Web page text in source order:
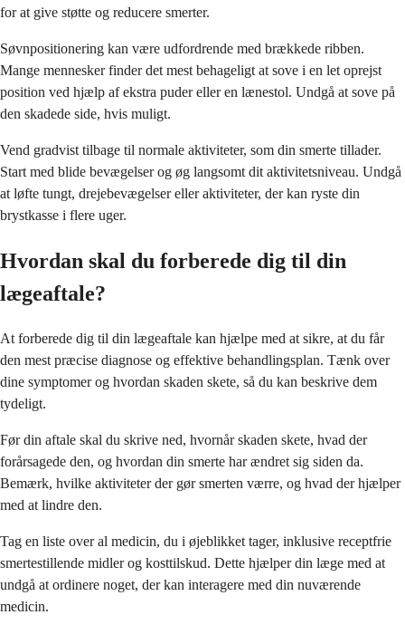
for at give støtte og reducere smerter.
Søvnpositionering kan være udfordrende med brækkede ribben.
Mange mennesker finder det mest behageligt at sove i en let oprejst
position ved hjælp af ekstra puder eller en lænestol. Undgå at sove på
den skadede side, hvis muligt.
Vend gradvist tilbage til normale aktiviteter, som din smerte tillader.
Start med blide bevægelser og øg langsomt dit aktivitetsniveau. Undgå
at løfte tungt, drejebevægelser eller aktiviteter, der kan ryste din
brystkasse i flere uger.
Hvordan skal du forberede dig til din
lægeaftale?
At forberede dig til din lægeaftale kan hjælpe med at sikre, at du får
den mest præcise diagnose og effektive behandlingsplan. Tænk over
dine symptomer og hvordan skaden skete, så du kan beskrive dem
tydeligt.
Før din aftale skal du skrive ned, hvornår skaden skete, hvad der
forårsagede den, og hvordan din smerte har ændret sig siden da.
Bemærk, hvilke aktiviteter der gør smerten værre, og hvad der hjælper
med at lindre den.
Tag en liste over al medicin, du i øjeblikket tager, inklusive receptfrie
smertestillende midler og kosttilskud. Dette hjælper din læge med at
undgå at ordinere noget, der kan interagere med din nuværende
medicin.